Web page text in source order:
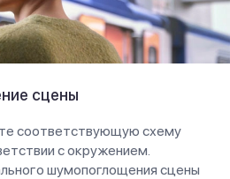
сцены
соответствующую схему
с окружением.
шумопоглощения сцены